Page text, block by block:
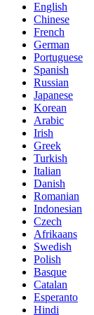
English
Chinese
French
German
Portuguese
Spanish
Russian
Japanese
Korean
Arabic
Irish
Greek
Turkish
Italian
Danish
Romanian
Indonesian
Czech
Afrikaans
Swedish
Polish
Basque
Catalan
Esperanto
Hindi